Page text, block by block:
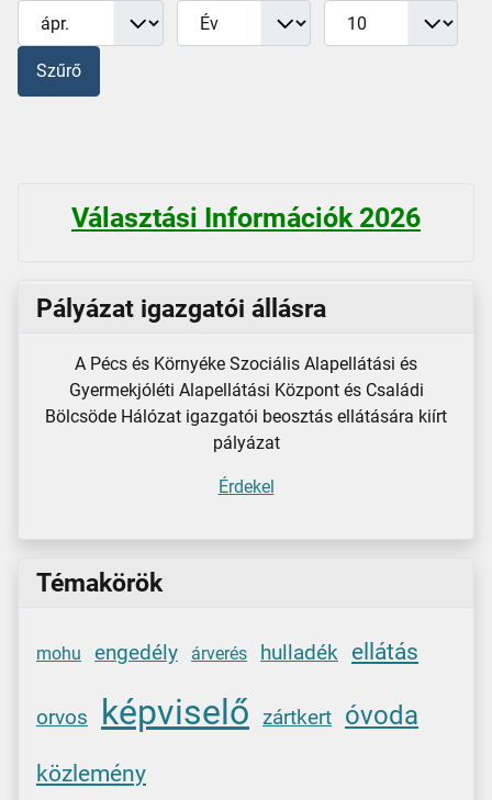
Szűrők
Hónap Tételek #
Szűrő
Választási Információk 2026
Pályázat igazgatói állásra
A Pécs és Környéke Szociális Alapellátási és
Gyermekjóléti Alapellátási Központ és Családi
Bölcsöde Hálózat igazgatói beosztás ellátására kiírt
pályázat
Érdekel
Témakörök
mohu engedély árverés hulladék ellátás
orvos képviselő zártkert óvoda
közlemény